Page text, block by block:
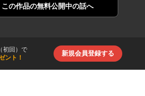
この作品の無料公開中の話へ
初回）で
ント！
新規会員登録する